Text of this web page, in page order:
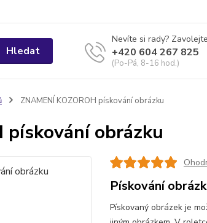
Hledat
Nevíte si rady?
+420 604 267 825
(Po-Pá, 8-16 hod.)
ZNAMENÍ KOZOROH pískování obrázku
pískování obrázku
Pískování
Pískovaný obrázek je